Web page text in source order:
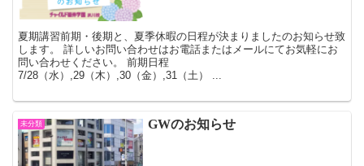
夏期講習前期・後期と、夏季休暇の日程が決まりましたのお知らせ致
します。 詳しいお問い合わせはお電話またはメールにてお気軽にお
問い合わせください。 前期日程
7/28（水）,29（木）,30（金）,31（土） ...
未分類 GWのお知らせ